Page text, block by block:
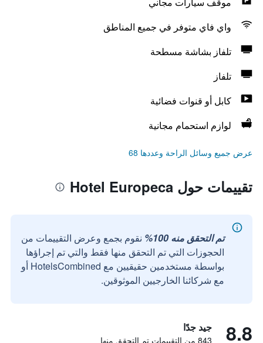
واي فاي متوفر في جميع المناطق
تلفاز بشاشة مسطحة
تلفاز
كابل أو قنوات فضائية
لوازم استحمام مجانية
عرض جميع وسائل الراحة وعددها 68
تقييمات حول Hotel Europeca
تم التحقق منه 100%
نقوم بجمع وعرض التقييمات من
الحجوزات التي تم التحقق منها فقط والتي تم إجراؤها
بواسطة مستخدمين حقيقيين مع HotelsCombined أو
مع شركائنا الخارجيين الموثوقين.
8.8 جيد جدًا
843 من التقييمات تم التحقق منها